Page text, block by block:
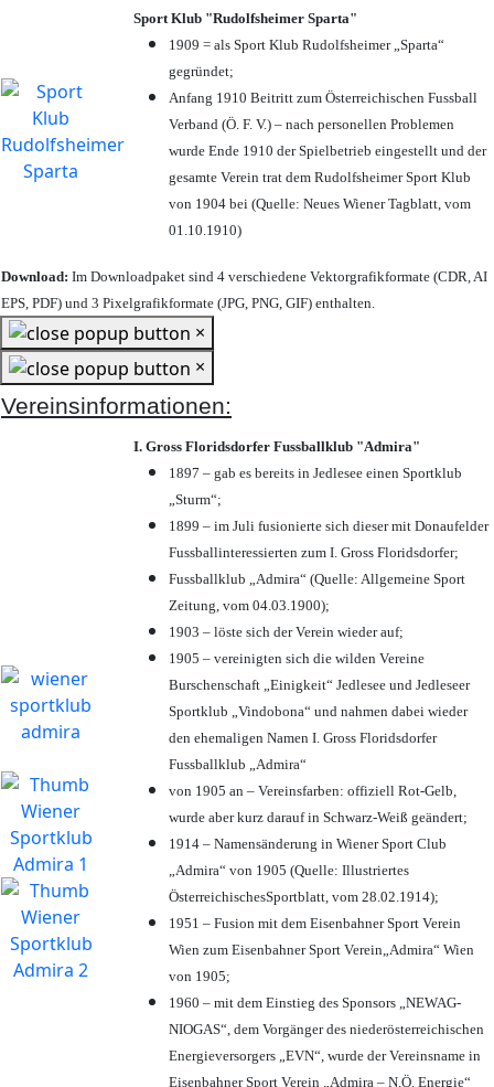
Sport Klub "Rudolfsheimer Sparta"
1909 = als Sport Klub Rudolfsheimer „Sparta“
gegründet;
Anfang 1910 Beitritt zum Österreichischen Fussball
Verband (Ö. F. V.) – nach personellen Problemen
wurde Ende 1910 der Spielbetrieb eingestellt und der
gesamte Verein trat dem Rudolfsheimer Sport Klub
von 1904 bei (Quelle: Neues Wiener Tagblatt, vom
01.10.1910)
Download: Im Downloadpaket sind 4 verschiedene Vektorgrafikformate (CDR, AI
EPS, PDF) und 3 Pixelgrafikformate (JPG, PNG, GIF) enthalten.
×
×
Vereinsinformationen:
I. Gross Floridsdorfer Fussballklub "Admira"
1897 – gab es bereits in Jedlesee einen Sportklub
„Sturm“;
1899 – im Juli fusionierte sich dieser mit Donaufelder
Fussballinteressierten zum I. Gross Floridsdorfer;
Fussballklub „Admira“ (Quelle: Allgemeine Sport
Zeitung, vom 04.03.1900);
1903 – löste sich der Verein wieder auf;
1905 – vereinigten sich die wilden Vereine
Burschenschaft „Einigkeit“ Jedlesee und Jedleseer
Sportklub „Vindobona“ und nahmen dabei wieder
den ehemaligen Namen I. Gross Floridsdorfer
Fussballklub „Admira“
von 1905 an – Vereinsfarben: offiziell Rot-Gelb,
wurde aber kurz darauf in Schwarz-Weiß geändert;
1914 – Namensänderung in Wiener Sport Club
„Admira“ von 1905 (Quelle: Illustriertes
ÖsterreichischesSportblatt, vom 28.02.1914);
1951 – Fusion mit dem Eisenbahner Sport Verein
Wien zum Eisenbahner Sport Verein„Admira“ Wien
von 1905;
1960 – mit dem Einstieg des Sponsors „NEWAG-
NIOGAS“, dem Vorgänger des niederösterreichischen
Energieversorgers „EVN“, wurde der Vereinsname in
Eisenbahner Sport Verein „Admira – N.Ö. Energie“